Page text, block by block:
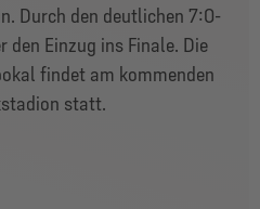
Durch den deutlichen 7:0-
den Einzug ins Finale. Die
findet am kommenden
statt.